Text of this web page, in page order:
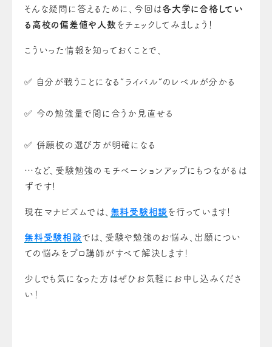
そんな疑問に答えるために、今回は 各大学に合格してい
る高校の偏差値や人数 をチェックしてみましょう！
こういった情報を知っておくことで、
✅ 自分が戦うことになる“ライバル”のレベルが分かる
✅ 今の勉強量で間に合うか見直せる
✅ 併願校の選び方が明確になる
…など、受験勉強のモチベーションアップにもつながるは
ずです！
現在マナビズムでは、 無料受験相談 を行っています！
無料受験相談では、受験や勉強のお悩み、出願につい
ての悩みをプロ講師がすべて解決します！
少しでも気になった方はぜひお気軽にお申し込みくださ
い！